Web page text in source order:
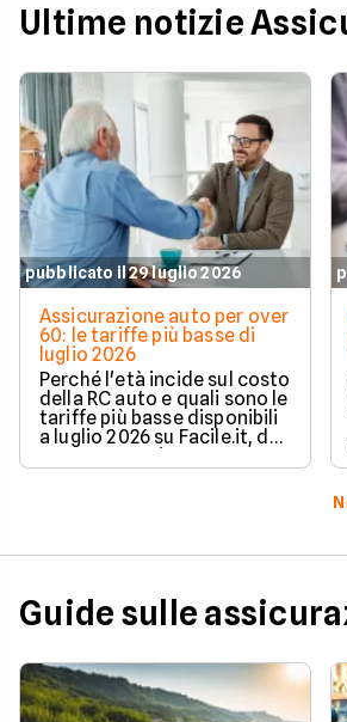
Ultime notizie
pubblicato il 29 luglio 2026
Assicurazione auto per over
60: le tariffe più basse di
luglio 2026
Perché l'età incide sul costo
della RC auto e quali sono le
tariffe più basse disponibili
a luglio 2026 su Facile.it, da
106,32€ annui.
Guide sulle